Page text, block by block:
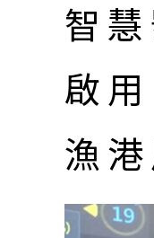
智
啟
漁